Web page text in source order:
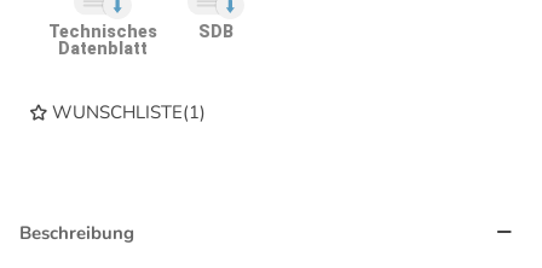
Technisches
Datenblatt
SDB
WUNSCHLISTE(1)
Beschreibung